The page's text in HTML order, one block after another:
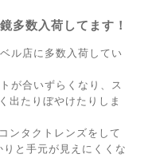
多数入荷してます！
ル店に多数入荷してい
が合いずらくなり、ス
出たりぼやけたりしま
ンタクトレンズをして
と手元が見えにくくな